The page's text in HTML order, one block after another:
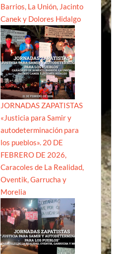
Barrios, La Unión, Jacinto
Canek y Dolores Hidalgo
JORNADAS ZAPATISTAS
«Justicia para Samir y
autodeterminación para
los pueblos». 20 DE
FEBRERO DE 2026,
Caracoles de La Realidad,
Oventik, Garrucha y
Morelia